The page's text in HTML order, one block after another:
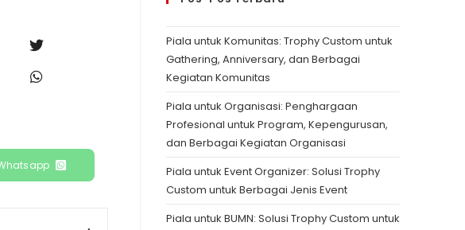
Piala untuk Komunitas: Trophy Custom untuk
Gathering, Anniversary, dan Berbagai
Kegiatan Komunitas
Piala untuk Organisasi: Penghargaan
Profesional untuk Program, Kepengurusan,
dan Berbagai Kegiatan Organisasi
Piala untuk Event Organizer: Solusi Trophy
Custom untuk Berbagai Jenis Event
Piala untuk BUMN: Solusi Trophy Custom untuk